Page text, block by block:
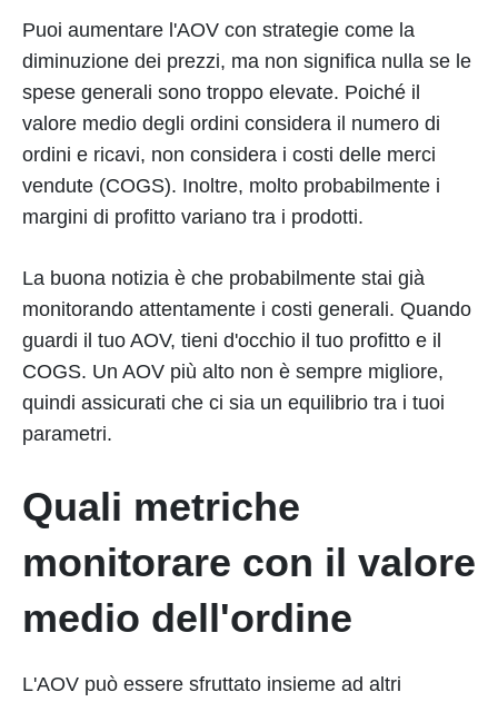
Puoi aumentare l'AOV con strategie come la
diminuzione dei prezzi, ma non significa nulla se le
spese generali sono troppo elevate. Poiché il
valore medio degli ordini considera il numero di
ordini e ricavi, non considera i costi delle merci
vendute (COGS). Inoltre, molto probabilmente i
margini di profitto variano tra i prodotti.
La buona notizia è che probabilmente stai già
monitorando attentamente i costi generali. Quando
guardi il tuo AOV, tieni d'occhio il tuo profitto e il
COGS. Un AOV più alto non è sempre migliore,
quindi assicurati che ci sia un equilibrio tra i tuoi
parametri.
Quali metriche
monitorare con il valore
medio dell'ordine
L'AOV può essere sfruttato insieme ad altri